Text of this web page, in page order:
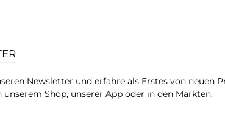
Newsletter und erfahre als Erstes von neuen
Shop, unserer App oder in den Märkten.